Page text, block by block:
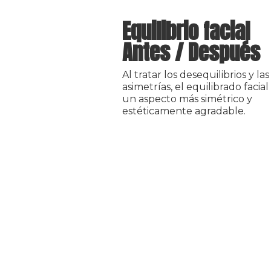
Equilibrio facial
Antes / Después
Al tratar los desequilibrios y las
asimetrías, el equilibrado facial
un aspecto más simétrico y
estéticamente agradable.